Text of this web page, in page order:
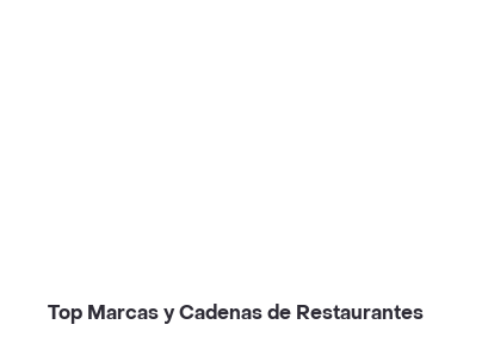
Top Marcas y Cadenas de Restaurantes